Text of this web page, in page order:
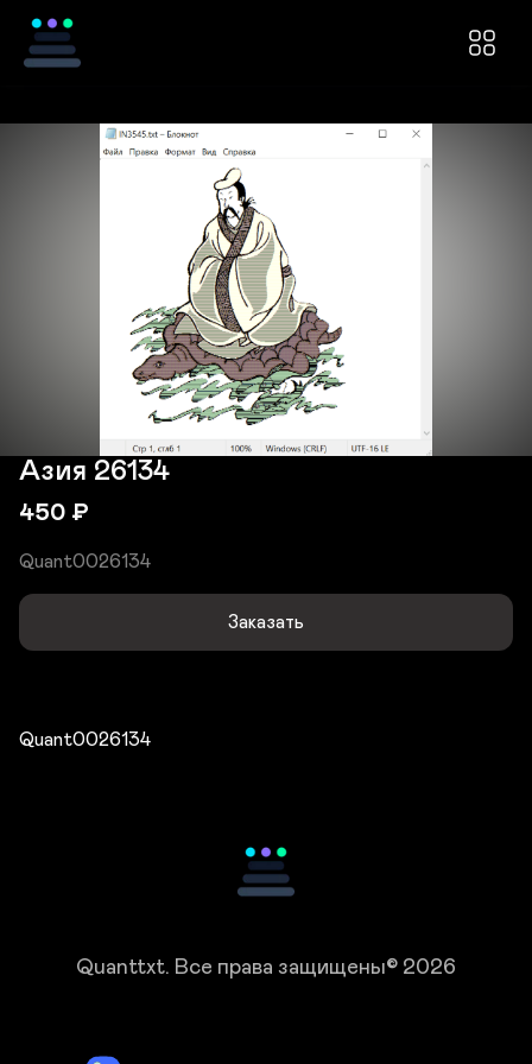
Азия 26134
450 ₽
Quant0026134
Заказать
Quant0026134
Quanttxt. Все права защищены© 2026